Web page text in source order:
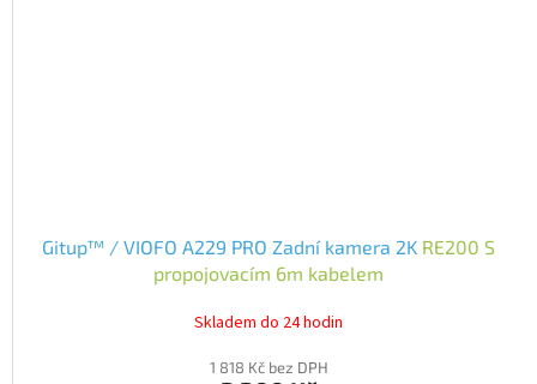
Gitup™ / VIOFO A229 PRO Zadní kamera 2K RE200 S
propojovacím 6m kabelem
Skladem do 24 hodin
1 818 Kč bez DPH